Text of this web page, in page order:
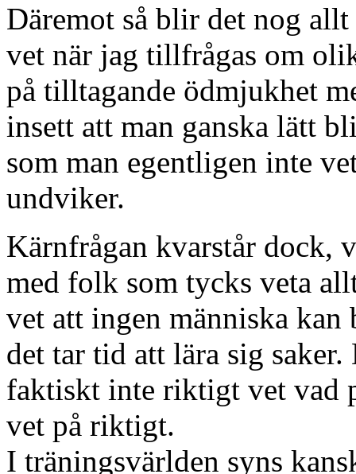
Däremot så blir det nog
vet när jag tillfrågas om
på tilltagande ödmjukhet
insett att man ganska lätt
som man egentligen inte
undviker.
Kärnfrågan kvarstår dock,
med folk som tycks veta
vet att ingen människa
det tar tid att lära sig
faktiskt inte riktigt vet vad
vet på riktigt.
I träningsvärlden syns